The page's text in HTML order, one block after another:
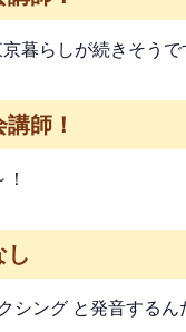
暮らしが続きそう
師！
し
シング と発音する